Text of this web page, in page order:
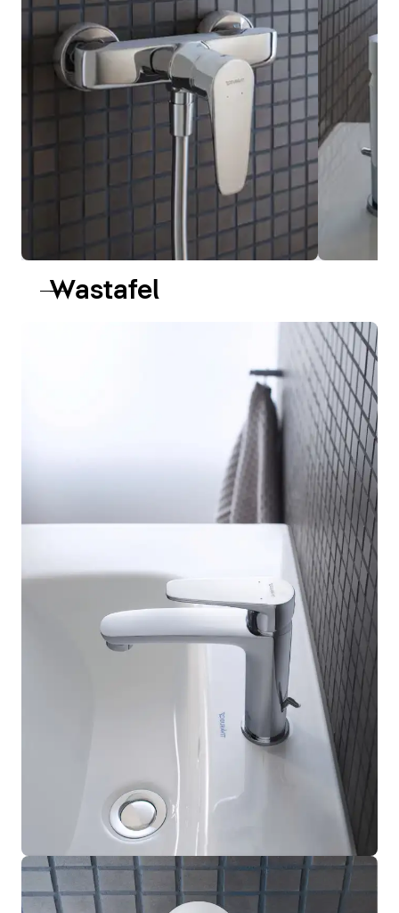
Wastafel